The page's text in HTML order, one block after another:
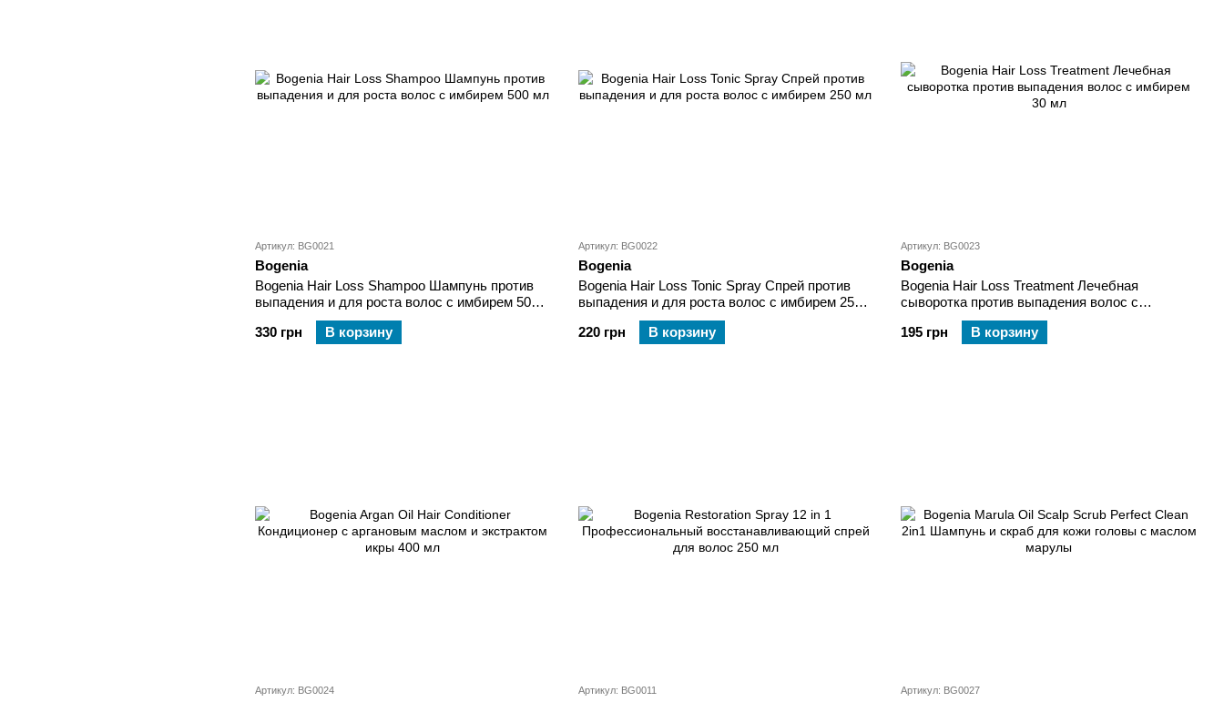
Артикул: BG0021
Bogenia
Bogenia Hair Loss Shampoo Шампунь против
выпадения и для роста волос с имбирем 500
330 грн
В корзину
Артикул: BG0022
Bogenia
Bogenia Hair Loss Tonic Spray Спрей против
выпадения и для роста волос с имбирем 250
220 грн
В корзину
Артикул: BG0023
Bogenia
Bogenia Hair Loss Treatment Лечебная
сыворотка против выпадения волос с
имбирем 30 мл
195 грн
В корзину
Артикул: BG0024 Артикул: BG0011 Артикул: BG0027